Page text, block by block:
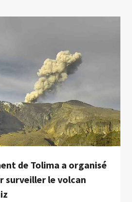
de Tolima a organisé
surveiller le volcan